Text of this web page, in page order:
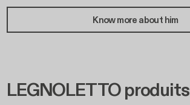
Know more about him
LEGNOLETTO produits